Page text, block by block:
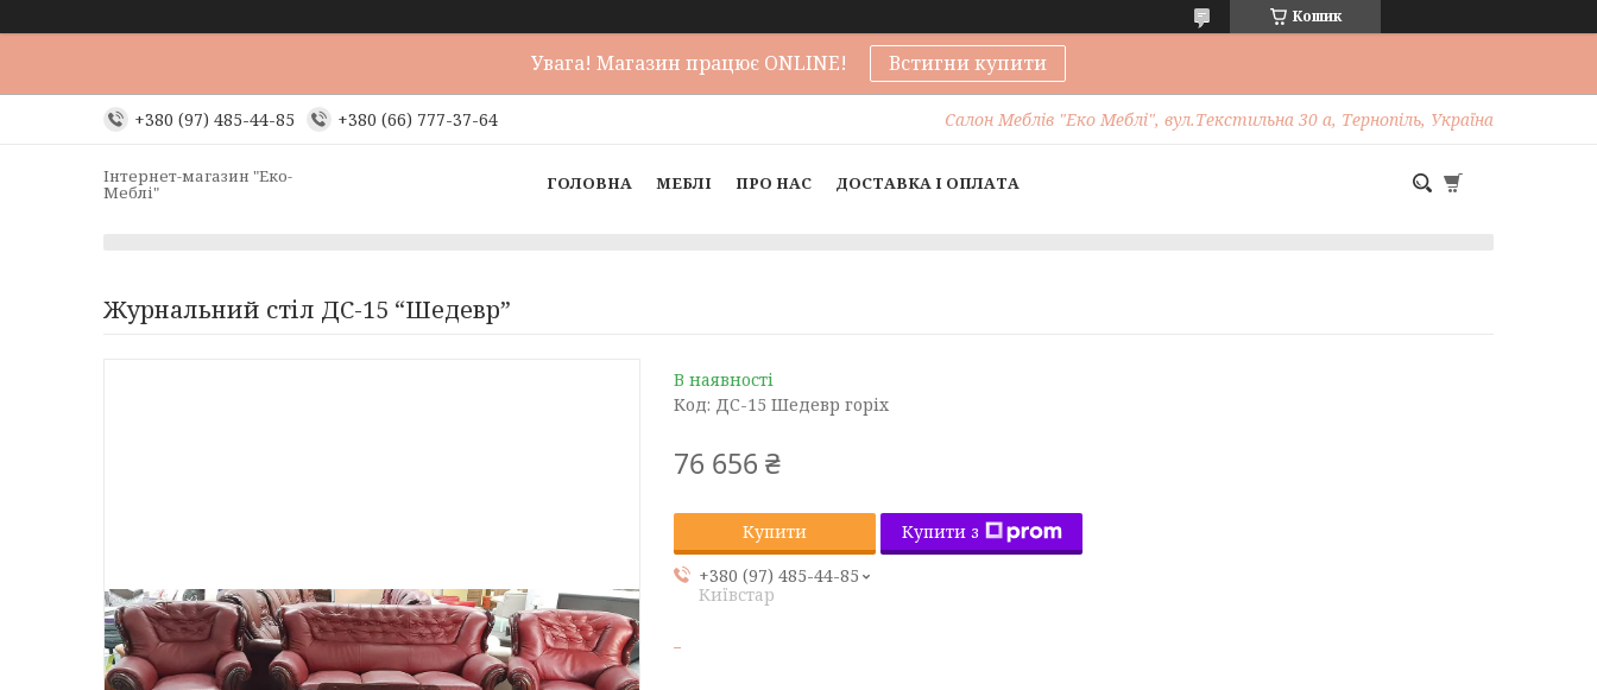
Кошик
Увага! Магазин працює ONLINE! Встигни купити
+380 (97) 485-44-85 +380 (66) 777-37-64 Салон Меблів "Еко Меблі", вул.Текстильна 30 а, Тернопіль, Україна
Інтернет-магазин "Еко-
Меблі" ГОЛОВНА МЕБЛІ ПРО НАС ДОСТАВКА І ОПЛАТА
Журнальний стіл ДС-15 “Шедевр”
В наявності
Код: ДС-15 Шедевр горіх
76 656 ₴
Купити
Купити з
+380 (97) 485-44-85
Київстар